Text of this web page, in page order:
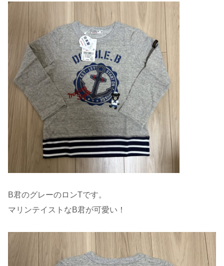
B君のグレーのロンTです。
マリンテイストなB君が可愛い！